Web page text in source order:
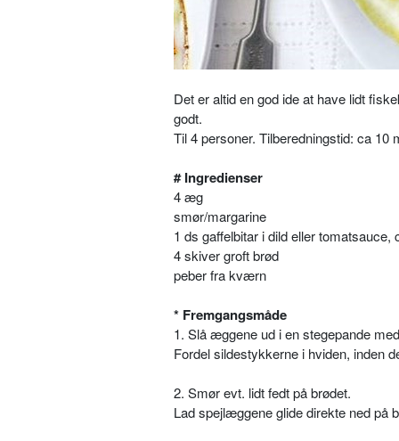
Det er altid en god ide at have lidt
godt.
Til 4 personer. Tilberedningstid: ca 10
# Ingredienser
4 æg
smør/margarine
1 ds gaffelbitar i dild eller tomatsauce,
4 skiver groft brød
peber fra kværn
* Fremgangsmåde
1. Slå æggene ud i en stegepande
Fordel sildestykkerne i hviden, inden
2. Smør evt. lidt fedt på brødet.
Lad spejlæggene glide direkte ned på